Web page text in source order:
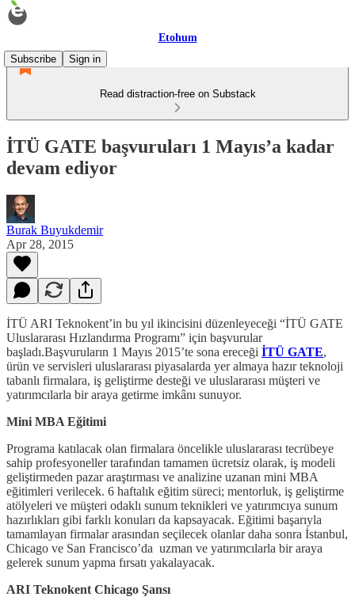
Etohum
Subscribe
Sign in
Read distraction-free on Substack
İTÜ GATE başvuruları 1 Mayıs’a kadar
devam ediyor
Burak Buyukdemir
Apr 28, 2015
İTÜ ARI Teknokent’in bu yıl ikincisini düzenleyeceği “İTÜ GATE
Uluslararası Hızlandırma Programı” için başvurular
başladı.Başvuruların 1 Mayıs 2015’te sona ereceği İTÜ GATE,
ürün ve servisleri uluslararası piyasalarda yer almaya hazır teknoloji
tabanlı firmalara, iş geliştirme desteği ve uluslararası müşteri ve
yatırımcılarla bir araya getirme imkânı sunuyor.
Mini MBA Eğitimi
Programa katılacak olan firmalara öncelikle uluslararası tecrübeye
sahip profesyoneller tarafından tamamen ücretsiz olarak, iş modeli
geliştirmeden pazar araştırması ve analizine uzanan mini MBA
eğitimleri verilecek. 6 haftalık eğitim süreci; mentorluk, iş geliştirme
atölyeleri ve müşteri odaklı sunum teknikleri ve yatırımcıya sunum
hazırlıkları gibi farklı konuları da kapsayacak. Eğitimi başarıyla
tamamlayan firmalar arasından seçilecek olanlar daha sonra İstanbul,
Chicago ve San Francisco’da uzman ve yatırımcılarla bir araya
gelerek sunum yapma fırsatı yakalayacak.
ARI Teknokent Chicago Şansı